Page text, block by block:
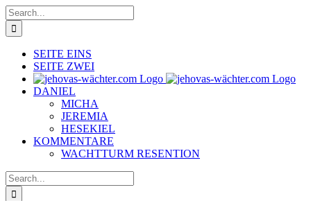
Skip
to
content
Search
for:
SEITE EINS
SEITE ZWEI
DANIEL
MICHA
JEREMIA
HESEKIEL
KOMMENTARE
WACHTTURM RESENTION
Search
for: